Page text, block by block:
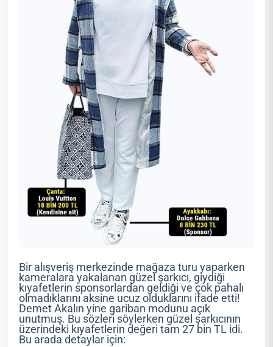
Bir alışveriş merkezinde mağaza turu yaparken
kameralara yakalanan güzel şarkıcı, giydiği
kıyafetlerin sponsorlardan geldiği ve çok pahalı
olmadıklarını aksine ucuz olduklarını ifade etti!
Demet Akalın yine gariban modunu açık
unutmuş. Bu sözleri söylerken güzel şarkıcının
üzerindeki kıyafetlerin değeri tam 27 bin TL idi.
Bu arada detaylar için: